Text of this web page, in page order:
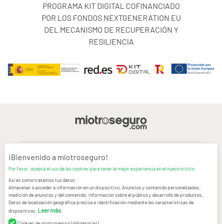
PROGRAMA KIT DIGITAL COFINANCIADO
POR LOS FONDOS NEXTGENERATION EU
DEL MECANISMO DE RECUPERACIÓN Y
RESILIENCIA
AVISO LEGAL
CONDICIONES GENERALES DE USO
POLÍTICA DE PRIVACIDAD|CANAL DE DENUNCIAS|COOKIES
¡Bienvenido a miotroseguro!
Por favor, acepta el uso de las cookies para tener la mejor experiencia en el nuestro sitio.
Así es como tratamos tus datos:
Almacenar o acceder a información en un dispositivo, Anuncios y contenido personalizados,
medición de anuncios y del contenido, información sobre el público y desarrollo de productos,
Datos de localización geográfica precisa e identificación mediante las características de
dispositivos. Leer más
Cookies de miotroseguro (obligatorias)